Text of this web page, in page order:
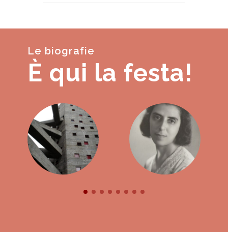
Le biografie
È qui la festa!